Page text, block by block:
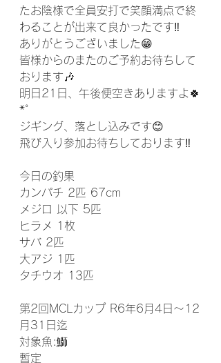
たお陰様で全員安打で笑顔満点で終
わることが出来て良かったです‼️
ありがとうございました😁
皆様からのまたのご予約お待ちして
おります🎶
明日21日、午後便空きありますよ🍀
*゜
ジギング、落とし込みです😊
飛び入り参加お待ちしております‼️
今日の釣果
カンパチ 2匹 67cm
メジロ 以下 5匹
ヒラメ 1枚
サバ 2匹
大アジ 1匹
タチウオ 13匹
第2回MCLカップ R6年6月4日～12
月31日迄
対象魚:鰤
暫定